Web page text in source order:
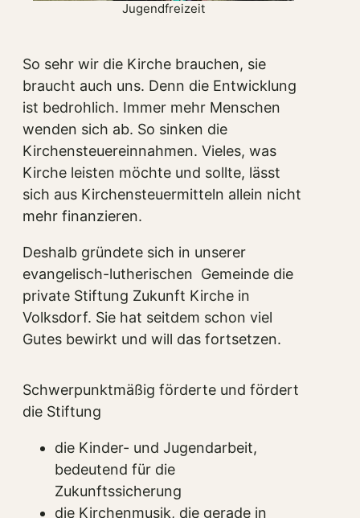
Jugendfreizeit
So sehr wir die Kirche brauchen, sie
braucht auch uns. Denn die Entwicklung
ist bedrohlich. Immer mehr Menschen
wenden sich ab. So sinken die
Kirchensteuereinnahmen. Vieles, was
Kirche leisten möchte und sollte, lässt
sich aus Kirchensteuermitteln allein nicht
mehr finanzieren.
Deshalb gründete sich in unserer
evangelisch-lutherischen Gemeinde die
private Stiftung Zukunft Kirche in
Volksdorf. Sie hat seitdem schon viel
Gutes bewirkt und will das fortsetzen.
Schwerpunktmäßig förderte und fördert
die Stiftung
die Kinder- und Jugendarbeit,
bedeutend für die
Zukunftssicherung
die Kirchenmusik, die gerade in